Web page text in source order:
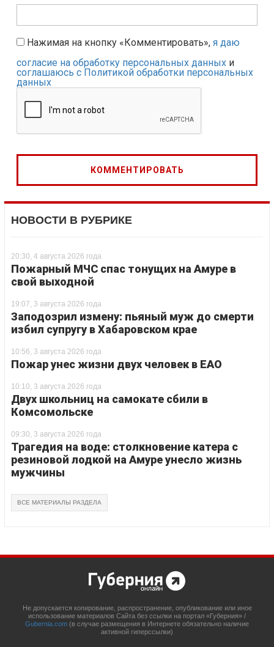
Нажимая на кнопку «Комментировать», я даю
согласие на обработку персональных данных и
соглашаюсь с Политикой обработки персональных
данных
НОВОСТИ В РУБРИКЕ
20:30, 4 августа 2026 года
Пожарный МЧС спас тонущих на Амуре в
свой выходной
19:07, 3 августа 2026 года
Заподозрил измену: пьяный муж до смерти
избил супругу в Хабаровском крае
10:56, 3 августа 2026 года
Пожар унес жизни двух человек в ЕАО
10:10, 3 августа 2026 года
Двух школьниц на самокате сбили в
Комсомольске
09:30, 3 августа 2026 года
Трагедия на воде: столкновение катера с
резиновой лодкой на Амуре унесло жизнь
мужчины
ВСЕ МАТЕРИАЛЫ РАЗДЕЛА
Не допускается копирование, распространение, опубликование или иное
использование материалов Сайта без ссылки на портал «Губерния» /
Gubernia.com (в случае размещения в Интернете обязательно наличие
активной гиперссылки)